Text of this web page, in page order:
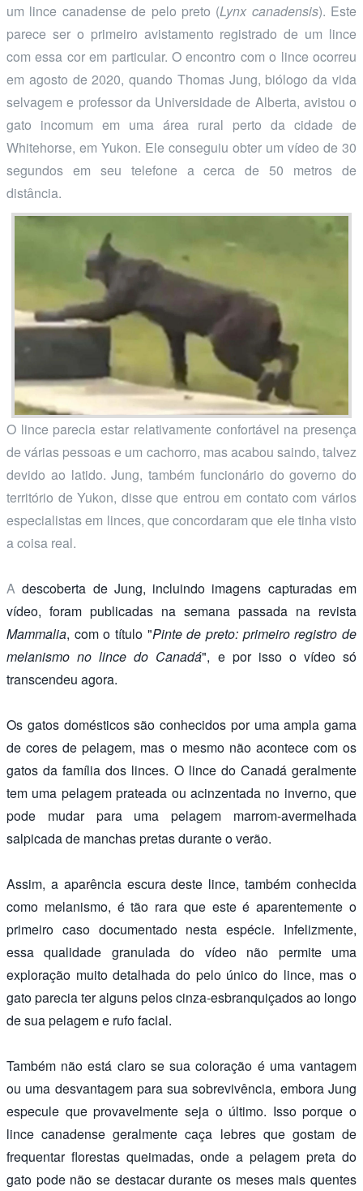
um lince canadense de pelo preto (Lynx canadensis). Este
parece ser o primeiro avistamento registrado de um lince
com essa cor em particular. O encontro com o lince ocorreu
em agosto de 2020, quando Thomas Jung, biólogo da vida
selvagem e professor da Universidade de Alberta, avistou o
gato incomum em uma área rural perto da cidade de
Whitehorse, em Yukon. Ele conseguiu obter um vídeo de 30
segundos em seu telefone a cerca de 50 metros de
distância.
O lince parecia estar relativamente confortável na presença
de várias pessoas e um cachorro, mas acabou saindo, talvez
devido ao latido. Jung, também funcionário do governo do
território de Yukon, disse que entrou em contato com vários
especialistas em linces, que concordaram que ele tinha visto
a coisa real.
Adescoberta de Jung, incluindo imagens capturadas em
vídeo, foram publicadas na semana passada na revista
Mammalia, com o título "Pinte de preto: primeiro registro de
melanismo no lince do Canadá", e por isso o vídeo só
transcendeu agora.
Os gatos domésticos são conhecidos por uma ampla gama
de cores de pelagem, mas o mesmo não acontece com os
gatos da família dos linces. O lince do Canadá geralmente
tem uma pelagem prateada ou acinzentada no inverno, que
pode mudar para uma pelagem marrom-avermelhada
salpicada de manchas pretas durante o verão.
Assim, a aparência escura deste lince, também conhecida
como melanismo, é tão rara que este é aparentemente o
primeiro caso documentado nesta espécie. Infelizmente,
essa qualidade granulada do vídeo não permite uma
exploração muito detalhada do pelo único do lince, mas o
gato parecia ter alguns pelos cinza-esbranquiçados ao longo
de sua pelagem e rufo facial.
Também não está claro se sua coloração é uma vantagem
ou uma desvantagem para sua sobrevivência, embora Jung
especule que provavelmente seja o último. Isso porque o
lince canadense geralmente caça lebres que gostam de
frequentar florestas queimadas, onde a pelagem preta do
gato pode não se destacar durante os meses mais quentes